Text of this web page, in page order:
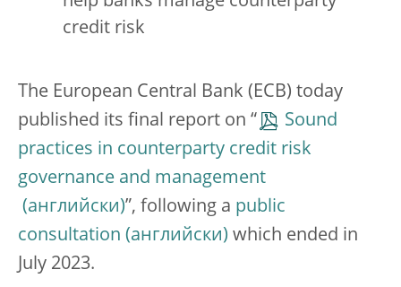
credit risk
The European Central Bank (ECB) today
published its final report on “
Sound
practices in counterparty credit risk
governance and management
”, following a public
consultation
which ended in
July 2023.